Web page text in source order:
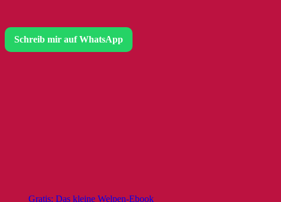
Schreib mir auf WhatsApp
Gratis: Das kleine Welpen-Ebook